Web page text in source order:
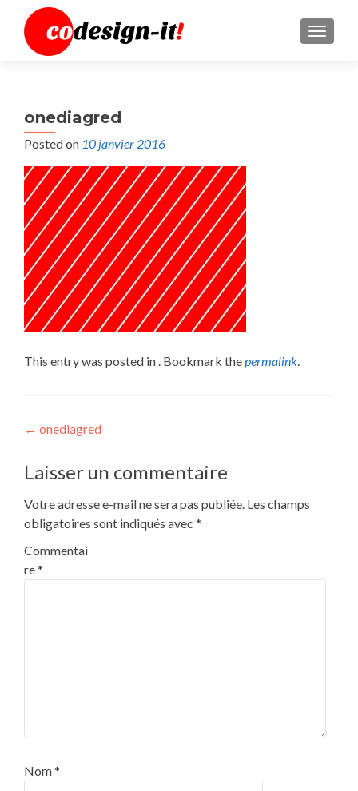
MENU
onediagred
Posted on 10 janvier 2016
This entry was posted in . Bookmark thepermalink.
Post
navigation
← onediagred
Laisser un commentaire
Votre adresse e-mail ne sera pas publiée. Les champs
obligatoires sont indiqués avec *
Commentai
re*
Nom*